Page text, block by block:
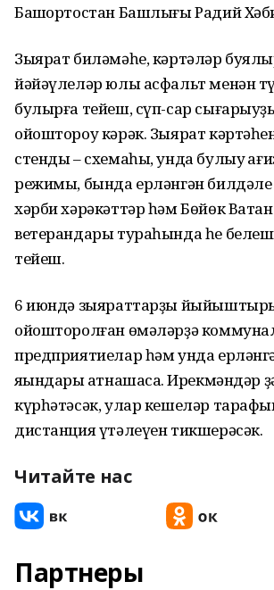
Башҡортостан Башлығы Радий
Зыярат биләмәһе, кәртәләр
йәйәүлеләр юлы асфальт менән
булырға тейеш, сүп-сар
ойоштороу кәрәк. Зыярат
стенды – схемаһы, унда булыу
режимы, бында ерләнгән билдәле
хәрби хәрәкәттәр һәм Бөйөк
ветерандары тураһында һе
тейеш.
6 июндә зыяраттарҙы
ойошторолған өмәләрҙә
предприятиелар һәм унда
яҡындары ҡатнашасаҡ. Ирекмәндәр
күрһәтәсәк, улар кешеләр
дистанция үтәлеүен тикшерәсәк.
Читайте нас
Партнеры